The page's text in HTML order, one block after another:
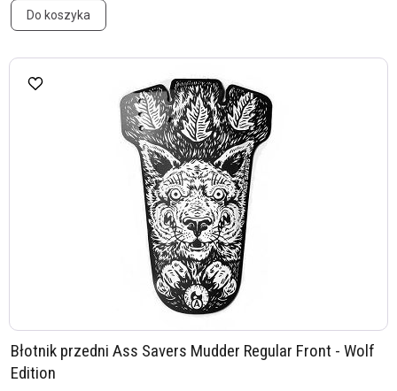
Do koszyka
Błotnik przedni Ass Savers Mudder Regular Front - Wolf
Edition